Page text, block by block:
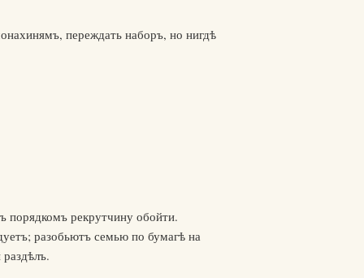
переждать наборъ, но нигдѣ
порядкомъ рекрутчину обойти.
разобьютъ семью по бумагѣ на